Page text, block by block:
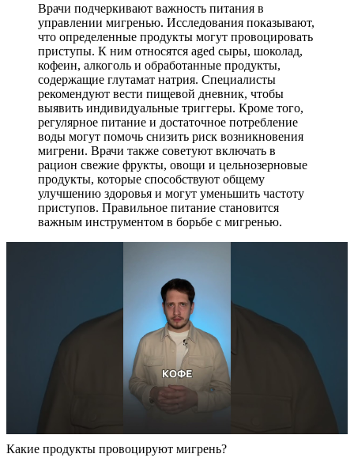
Врачи подчеркивают важность питания в
управлении мигренью. Исследования показывают,
что определенные продукты могут провоцировать
приступы. К ним относятся aged сыры, шоколад,
кофеин, алкоголь и обработанные продукты,
содержащие глутамат натрия. Специалисты
рекомендуют вести пищевой дневник, чтобы
выявить индивидуальные триггеры. Кроме того,
регулярное питание и достаточное потребление
воды могут помочь снизить риск возникновения
мигрени. Врачи также советуют включать в
рацион свежие фрукты, овощи и цельнозерновые
продукты, которые способствуют общему
улучшению здоровья и могут уменьшить частоту
приступов. Правильное питание становится
важным инструментом в борьбе с мигренью.
Какие продукты провоцируют мигрень?